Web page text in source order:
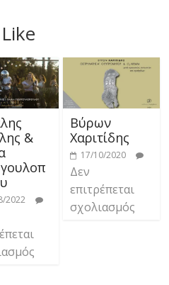
&
2022
Βύρων
Χαριτίδης
17/10/2020
Δεν
επιτρέπεται
σχολιασμός